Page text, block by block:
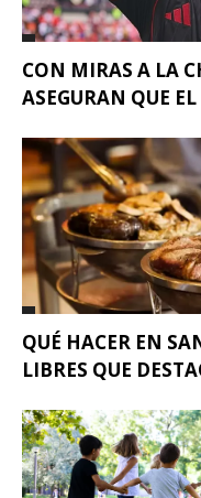
CON MIRAS A LA
ASEGURAN QUE
QUÉ HACER EN
LIBRES QUE